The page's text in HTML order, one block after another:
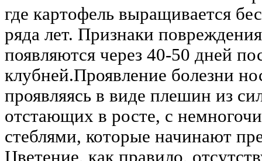
где картофель выращивается
ряда лет. Признаки
появляются через 40-50 дней
клубней.Проявление болезни
проявляясь в виде плешин из
отстающих в росте, с
стеблями, которые начинают
Цветение, как правило,